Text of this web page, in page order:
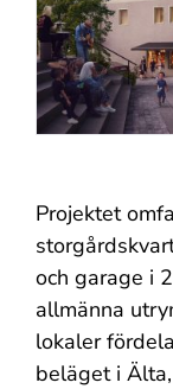
Projektet
och garage i
allmänna
lokaler
beläget i